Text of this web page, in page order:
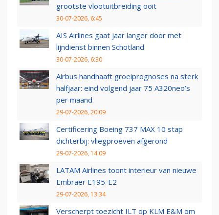
grootste vlootuitbreiding ooit
30-07-2026, 6:45
AIS Airlines gaat jaar langer door met
lijndienst binnen Schotland
30-07-2026, 6:30
Airbus handhaaft groeiprognoses na sterk
halfjaar: eind volgend jaar 75 A320neo’s
per maand
29-07-2026, 20:09
Certificering Boeing 737 MAX 10 stap
dichterbij: vliegproeven afgerond
29-07-2026, 14:09
LATAM Airlines toont interieur van nieuwe
Embraer E195-E2
29-07-2026, 13:34
Verscherpt toezicht ILT op KLM E&M om